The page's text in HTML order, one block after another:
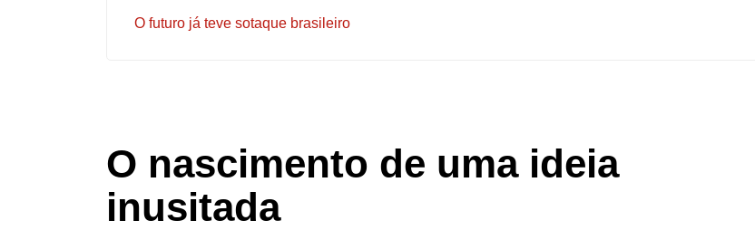
O futuro já teve sotaque brasileiro
O nascimento de uma ideia
inusitada